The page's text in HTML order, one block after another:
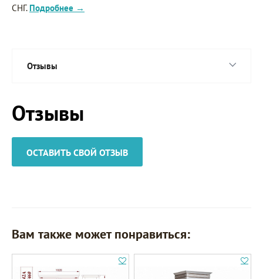
СНГ. Подробнее →
Отзывы
Отзывы
ОСТАВИТЬ СВОЙ ОТЗЫВ
Вам также может понравиться: